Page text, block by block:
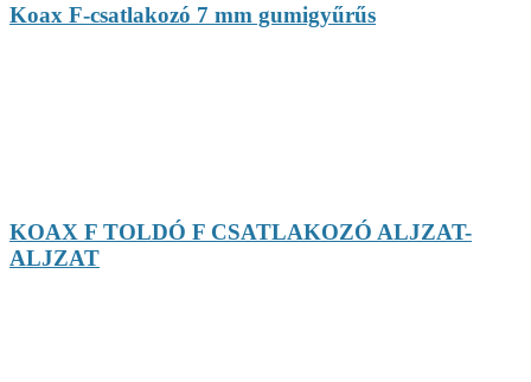
Koax F-csatlakozó 7 mm gumigyűrűs
KOAX F TOLDÓ F CSATLAKOZÓ ALJZAT-
ALJZAT